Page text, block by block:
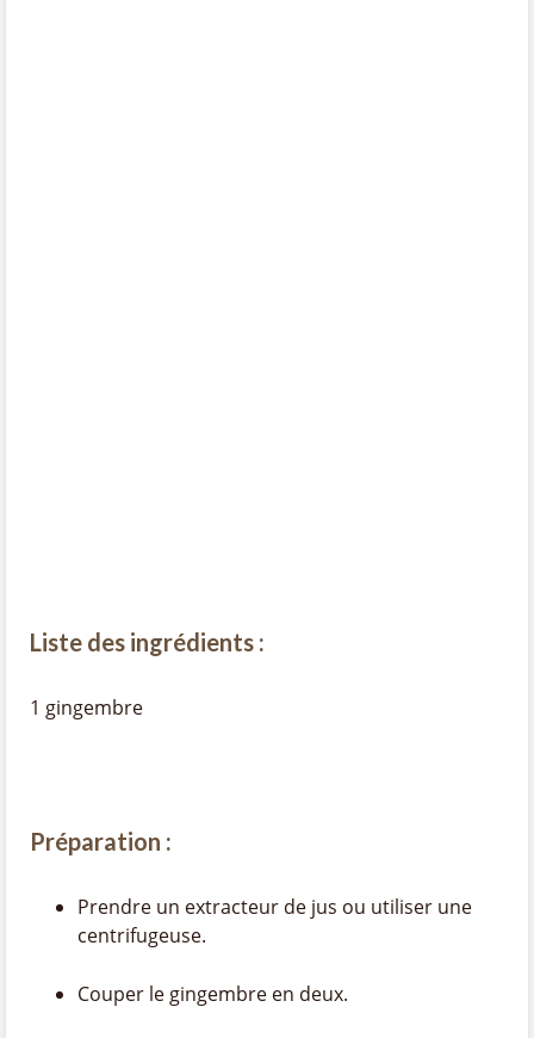
Liste des ingrédients :
1 gingembre
Préparation :
Prendre un extracteur de jus ou utiliser une
centrifugeuse.
Couper le gingembre en deux.